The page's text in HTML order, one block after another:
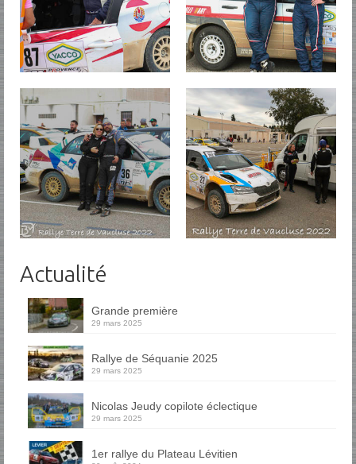
Actualité
Grande première
29 mars 2025
Rallye de Séquanie 2025
29 mars 2025
Nicolas Jeudy copilote éclectique
29 mars 2025
1er rallye du Plateau Lévitien